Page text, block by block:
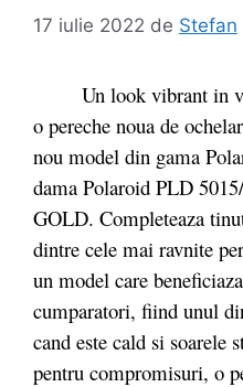
17 iulie 2022 de Stefan
Un look vibrant in
o pereche noua de
nou model din gama
dama Polaroid PLD
GOLD. Completeaza
dintre cele mai ravnite
un model care
cumparatori, fiind unul
cand este cald si soarele
pentru compromisuri, o